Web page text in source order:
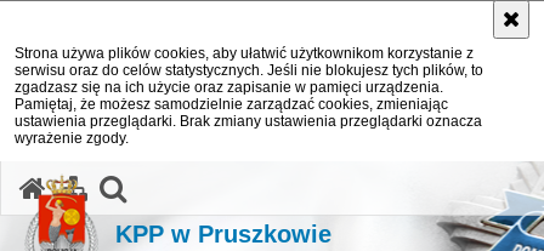
Strona używa plików cookies, aby ułatwić użytkownikom korzystanie z
serwisu oraz do celów statystycznych. Jeśli nie blokujesz tych plików, to
zgadzasz się na ich użycie oraz zapisanie w pamięci urządzenia.
Pamiętaj, że możesz samodzielnie zarządzać cookies, zmieniając
ustawienia przeglądarki. Brak zmiany ustawienia przeglądarki oznacza
wyrażenie zgody.
KPP w Pruszkowie